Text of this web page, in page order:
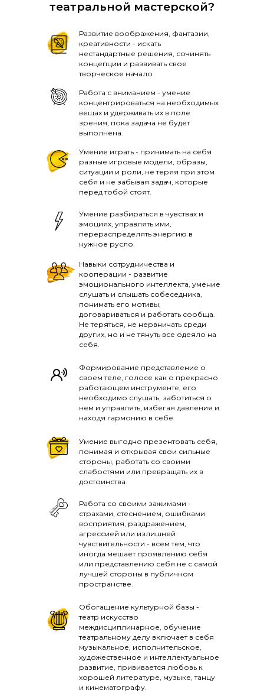
Развитие воображения, фантазии,
креативности - искать
нестандартные решения, сочинять
концепции и развивать свое
творческое начало
Работа с вниманием - умение
концентрироваться на необходимых
вещах и удерживать их в поле
зрения, пока задача не будет
выполнена.
Умение играть - принимать на себя
разные игровые модели, образы,
ситуации и роли, не теряя при этом
себя и не забывая задач, которые
перед тобой стоят.
театральной мастерской?
Умение разбираться в чувствах и
эмоциях, управлять ими,
перераспределять энергию в
нужное русло.
Навыки сотрудничества и
кооперации - развитие
эмоционального интеллекта, умение
слушать и слышать собеседника,
понимать его мотивы,
договариваться и работать сообща.
Не теряться, не нервничать среди
других, но и не тянуть все одеяло на
себя.
Формирование представление о
своем теле, голосе как о прекрасно
работающем инструменте, его
необходимо слушать, заботиться о
нем и управлять, избегая давления и
находя гармонию в себе.
Умение выгодно презентовать себя,
понимая и открывая свои сильные
стороны, работать со своими
слабостями или превращать их в
достоинства.
Работа со своими зажимами -
страхами, стеснением, ошибками
восприятия, раздражением,
агрессией или излишней
чувствительности - всем тем, что
иногда мешает проявлению себя
или представлению себя не с самой
лучшей стороны в публичном
пространстве.
Обогащение культурной базы -
театр искусство
междисциплинарное, обучение
театральному делу включает в себя
музыкальное, исполнительское,
художественное и интеллектуальное
развитие, прививается любовь к
хорошей литературе, музыке, танцу
и кинематографу.